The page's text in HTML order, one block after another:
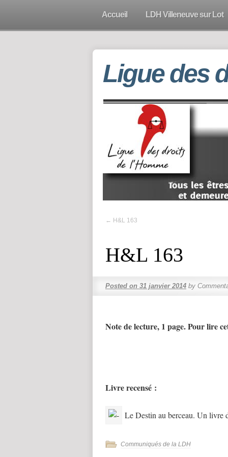
Accueil LDH Villeneuve sur Lot
Ligue des
← H&L 163
H&L 163
Posted on 31 janvier 2014 by
Note de lecture, 1 page. Pour lire
Livre recensé :
Le Destin au berceau. Un livre
Communiqués de la LDH